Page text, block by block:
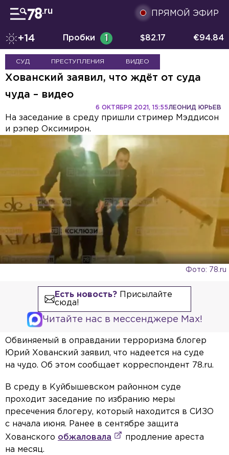
ПРЯМОЙ ЭФИР
+14 Пробки 1 $82.17 €94.84
СУД ПРЕСТУПЛЕНИЯ ВИДЕО
Хованский заявил, что ждёт от суда
чуда – видео
ЛЕОНИД ЮРЬЕВ
6 ОКТЯБРЯ 2021, 15:55
На заседание в среду пришли стример Мэддисон
и рэпер Оксимирон.
Фото: 78.ru
Есть новость?Присылайте
сюда!
Читайте нас в мессенджере Max!
Обвиняемый в оправдании терроризма блогер
Юрий Хованский заявил, что надеется на суде
на чудо. Об этом сообщает корреспондент 78.ru.
В среду в Куйбышевском районном суде
проходит заседание по избранию меры
пресечения блогеру, который находится в СИЗО
с начала июня. Ранее в сентябре защита
Хованского обжаловала
продление ареста
на месяц.